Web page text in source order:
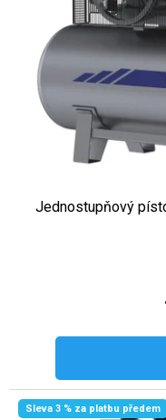
Jednostupňový
Sleva 3 % za platbu předem